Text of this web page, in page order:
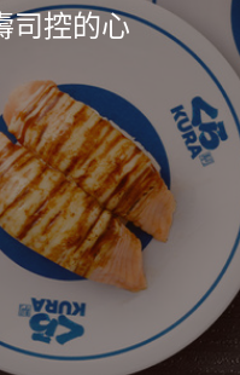
司控的心